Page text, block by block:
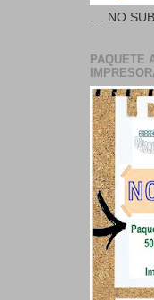
.... NO
PAQUETE